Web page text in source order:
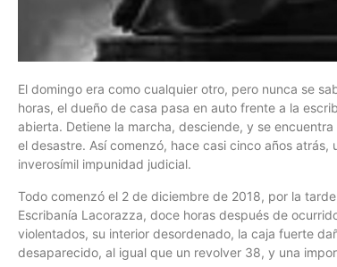
El domingo era como cualquier otro, pero nunca se
horas, el dueño de casa pasa en auto frente a la
abierta. Detiene la marcha, desciende, y se
el desastre. Así comenzó, hace casi cinco años
inverosímil impunidad judicial.
Todo comenzó el 2 de diciembre de 2018, por la
Escribanía Lacorazza, doce horas después de
violentados, su interior desordenado, la caja fuerte
desaparecido, al igual que un revolver 38, y una